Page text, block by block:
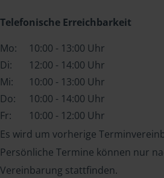
Telefonische Erreichbarkeit
Mo:
10:00 - 13:00 Uhr
Di:
12:00 - 14:00 Uhr
Mi:
10:00 - 13:00 Uhr
Do:
10:00 - 14:00 Uhr
Fr:
10:00 - 12:00 Uhr
Es wird um vorherige
Persönliche Termine können nur
Vereinbarung stattfinden.